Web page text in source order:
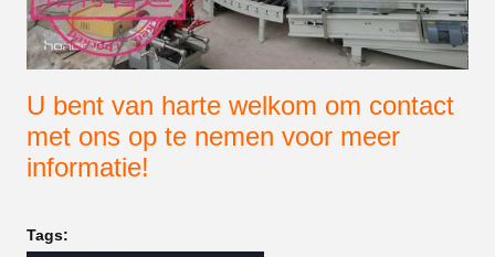
U bent van harte welkom om contact
met ons op te nemen voor meer
informatie!
Tags: